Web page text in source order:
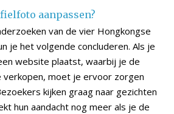
aanpassen?
van de vier Hongkongse
je het volgende concluderen. Als je
website plaatst, waarbij je de
moet je ervoor zorgen
kijken graag naar gezichten
hun aandacht nog meer als je de